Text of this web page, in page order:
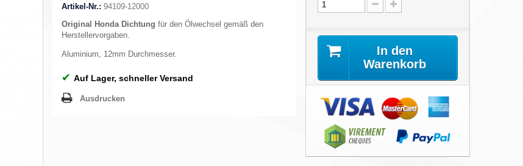
Artikel-Nr.: 94109-12000
Original Honda Dichtung für den Ölwechsel gemäß den
Herstellervorgaben.
Aluminium, 12mm Durchmesser.
✔ Auf Lager, schneller Versand
Ausdrucken
In den
Warenkorb